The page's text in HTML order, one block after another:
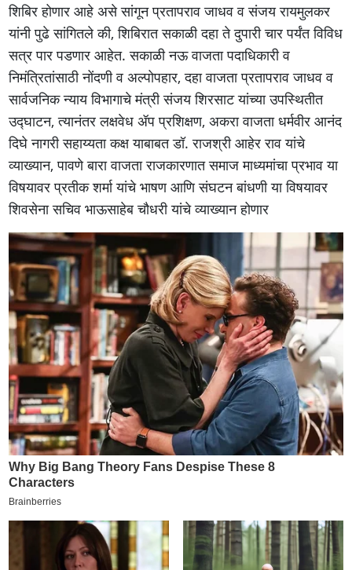
शिबिर होणार आहे असे सांगून प्रतापराव जाधव व संजय रायमुलकर
यांनी पुढे सांगितले की, शिबिरात सकाळी दहा ते दुपारी चार पर्यंत विविध
सत्र पार पडणार आहेत. सकाळी नऊ वाजता पदाधिकारी व
निमंत्रितांसाठी नोंदणी व अल्पोपहार, दहा वाजता प्रतापराव जाधव व
सार्वजनिक न्याय विभागाचे मंत्री संजय शिरसाट यांच्या उपस्थितीत
उद्घाटन, त्यानंतर लक्षवेध ॲप प्रशिक्षण, अकरा वाजता धर्मवीर आनंद
दिघे नागरी सहाय्यता कक्ष याबाबत डॉ. राजश्री आहेर राव यांचे
व्याख्यान, पावणे बारा वाजता राजकारणात समाज माध्यमांचा प्रभाव या
विषयावर प्रतीक शर्मा यांचे भाषण आणि संघटन बांधणी या विषयावर
शिवसेना सचिव भाऊसाहेब चौधरी यांचे व्याख्यान होणार